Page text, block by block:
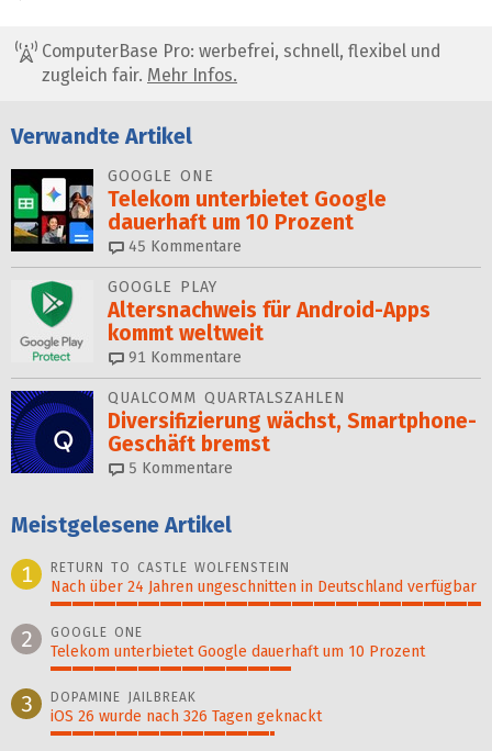
ComputerBase Pro: werbefrei, schnell, flexibel und
zugleich fair. Mehr Infos.
Verwandte Artikel
GOOGLE ONE
Telekom unterbietet Google
dauerhaft um 10 Prozent
45 Kommentare
GOOGLE PLAY
Altersnachweis für Android-Apps
kommt weltweit
91 Kommentare
QUALCOMM QUARTALSZAHLEN
Diversifizierung wächst, Smartphone-
Geschäft bremst
5 Kommentare
Meistgelesene Artikel
1
RETURN TO CASTLE WOLFENSTEIN
Nach über 24 Jahren ungeschnitten in Deutschland verfügbar
2 GOOGLE ONE
Telekom unterbietet Google dauerhaft um 10 Prozent
3 DOPAMINE JAILBREAK
iOS 26 wurde nach 326 Tagen geknackt